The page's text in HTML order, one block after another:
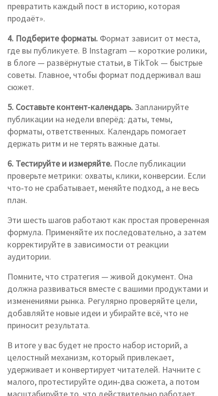
превратить каждый пост в историю, которая
продаёт».
4. Подберите форматы. Формат зависит от места,
где вы публикуете. В Instagram — короткие ролики,
в блоге — развёрнутые статьи, в TikTok — быстрые
советы. Главное, чтобы формат поддерживал ваш
сюжет.
5. Составьте контент‑календарь.Запланируйте
публикации на недели вперёд: даты, темы,
форматы, ответственных. Календарь помогает
держать ритм и не терять важные даты.
6. Тестируйте и измеряйте. После публикации
проверьте метрики: охваты, клики, конверсии. Если
что‑то не срабатывает, меняйте подход, а не весь
план.
Эти шесть шагов работают как простая проверенная
формула. Применяйте их последовательно, а затем
корректируйте в зависимости от реакции
аудитории.
Помните, что стратегия — живой документ. Она
должна развиваться вместе с вашими продуктами и
изменениями рынка. Регулярно проверяйте цели,
добавляйте новые идеи и убирайте всё, что не
приносит результата.
В итоге у вас будет не просто набор историй, а
целостный механизм, который привлекает,
удерживает и конвертирует читателей. Начните с
малого, протестируйте один‑два сюжета, а потом